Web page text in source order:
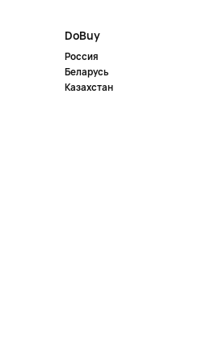
DoBuy
Россия
Беларусь
Казахстан